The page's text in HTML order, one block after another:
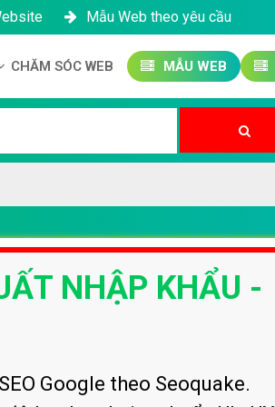
Mẫu Web theo yêu cầu
CHĂM SÓC WEB MẪU WEB
NHẬP KHẨU -
Google theo Seoquake.